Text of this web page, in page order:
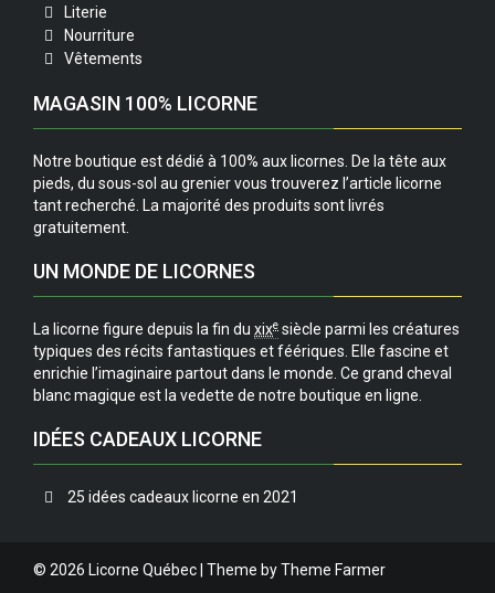
Literie
Nourriture
Vêtements
MAGASIN 100% LICORNE
Notre boutique est dédié à 100% aux licornes. De la tête aux
pieds, du sous-sol au grenier vous trouverez l’article licorne
tant recherché. La majorité des produits sont livrés
gratuitement.
UN MONDE DE LICORNES
La licorne figure depuis la fin du xixe siècle parmi les créatures
typiques des récits fantastiques et féériques. Elle fascine et
enrichie l’imaginaire partout dans le monde. Ce grand cheval
blanc magique est la vedette de notre boutique en ligne.
IDÉES CADEAUX LICORNE
25 idées cadeaux licorne en 2021
© 2026 Licorne Québec | Theme byTheme Farmer